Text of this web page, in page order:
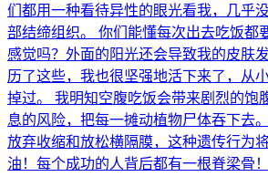
们都用一种看待异性的眼光看我，几乎
部结缔组织。 你们能懂每次出去吃饭都
感觉吗？外面的阳光还会导致我的皮肤
历了这些，我也很坚强地活下来了，从
掉过。 我明知空腹吃饭会带来剧烈的饱
息的风险，把每一摊动植物尸体吞下去
放弃收缩和放松横隔膜，这种遗传行为
油！每个成功的人背后都有一根脊梁骨！